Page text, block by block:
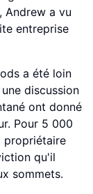
Andrew a vu
entreprise
a été loin
discussion
ont donné
Pour 5 000
propriétaire
qu'il
sommets.